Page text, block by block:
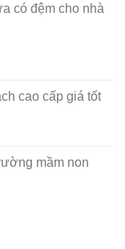
có đệm cho nhà
cao cấp giá tốt
mầm non